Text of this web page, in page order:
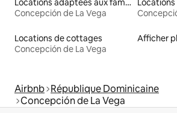
Locations adaptées aux familles
Concepción de La Vega
Locations de cottages
Concepción de La Vega
Afficher
Airbnb République Dominicaine
Concepción de La Vega